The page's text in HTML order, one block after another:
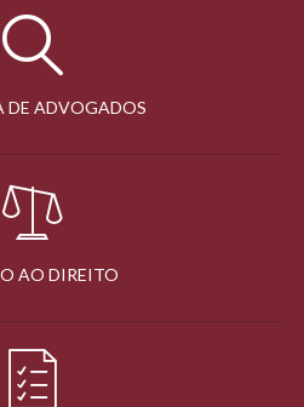
DE ADVOGADOS
AO DIREITO